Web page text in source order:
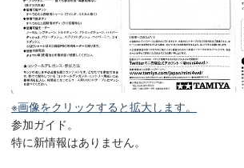
※画像をクリックすると拡大します。
参加ガイド。
特に新情報はありません。